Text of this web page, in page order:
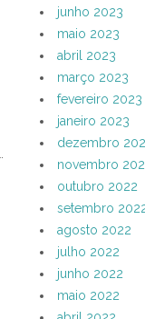
junho 2023
maio 2023
abril 2023
março 2023
fevereiro 2023
janeiro 2023
dezembro
novembro
outubro 2022
setembro
agosto 2022
julho 2022
junho 2022
maio 2022